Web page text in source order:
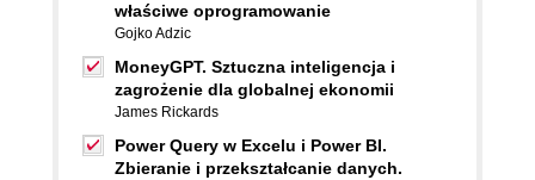
właściwe oprogramowanie
Gojko Adzic
MoneyGPT. Sztuczna inteligencja i
zagrożenie dla globalnej ekonomii
James Rickards
Power Query w Excelu i Power BI.
Zbieranie i przekształcanie danych.